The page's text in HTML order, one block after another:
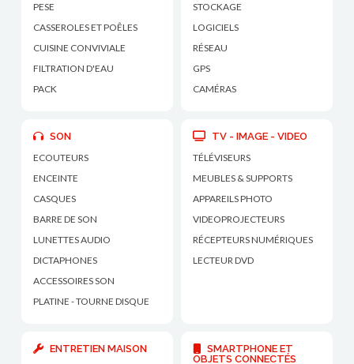
PESE
CASSEROLES ET POÊLES
CUISINE CONVIVIALE
FILTRATION D'EAU
PACK
STOCKAGE
LOGICIELS
RÉSEAU
GPS
CAMÉRAS
SON
ECOUTEURS
ENCEINTE
CASQUES
BARRE DE SON
LUNETTES AUDIO
DICTAPHONES
ACCESSOIRES SON
PLATINE - TOURNE DISQUE
TV - IMAGE - VIDEO
TÉLÉVISEURS
MEUBLES & SUPPORTS
APPAREILS PHOTO
VIDEOPROJECTEURS
RÉCEPTEURS NUMÉRIQUES
LECTEUR DVD
ENTRETIEN MAISON
SMARTPHONE ET
OBJETS CONNECTÉS